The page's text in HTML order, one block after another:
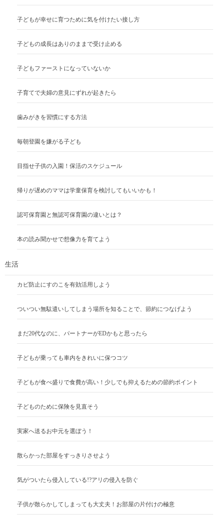
子どもが幸せに育つために気を付けたい接し方
子どもの成長はありのままで受け止める
子どもファーストになっていないか
子育てで夫婦の意見にずれが起きたら
歯みがきを習慣にする方法
毎朝登園を嫌がる子ども
目指せ子供の入園！保活のスケジュール
帰りが遅めのママは学童保育を検討してもいいかも！
認可保育園と無認可保育園の違いとは？
本の読み聞かせで想像力を育てよう
生活
カビ防止にすのこを有効活用しよう
ついつい無駄遣いしてしまう場所を知ることで、節約につなげよう
まだ20代なのに、パートナーがEDかもと思ったら
子どもが乗っても車内をきれいに保つコツ
子どもが食べ盛りで食費が高い！少しでも抑えるための節約ポイント
子どものために保険を見直そう
実家へ送るお中元を選ぼう！
散らかった部屋をすっきりさせよう
気がついたら侵入している!?アリの侵入を防ぐ
子供が散らかしてしまっても大丈夫！お部屋の片付けの極意